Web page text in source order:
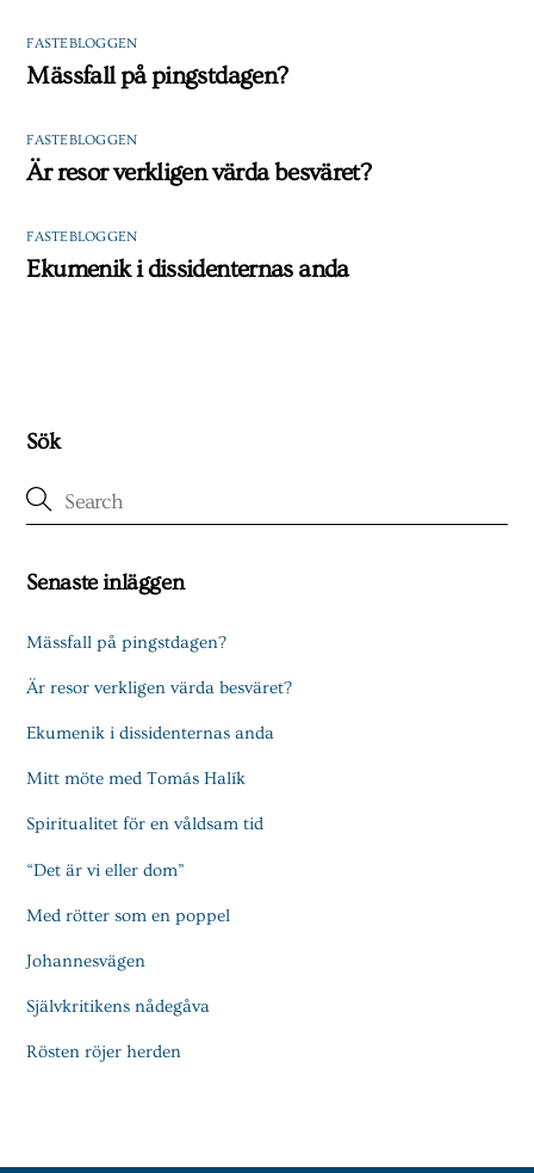
FASTEBLOGGEN
Mässfall på pingstdagen?
FASTEBLOGGEN
Är resor verkligen värda besväret?
FASTEBLOGGEN
Ekumenik i dissidenternas anda
Sök
Senaste inläggen
Mässfall på pingstdagen?
Är resor verkligen värda besväret?
Ekumenik i dissidenternas anda
Mitt möte med Tomás Halík
Spiritualitet för en våldsam tid
“Det är vi eller dom”
Med rötter som en poppel
Johannesvägen
Självkritikens nådegåva
Rösten röjer herden